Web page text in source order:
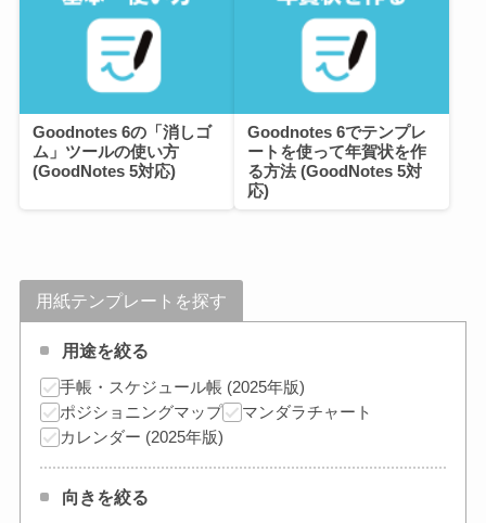
Goodnotes 6の「消しゴ
ム」ツールの使い方
(GoodNotes 5対応)
Goodnotes 6でテンプレ
ートを使って年賀状を作
る方法 (GoodNotes 5対
応)
用紙テンプレートを探す
用途を絞る
手帳・スケジュール帳 (2025年版)
ポジショニングマップ
マンダラチャート
カレンダー (2025年版)
向きを絞る